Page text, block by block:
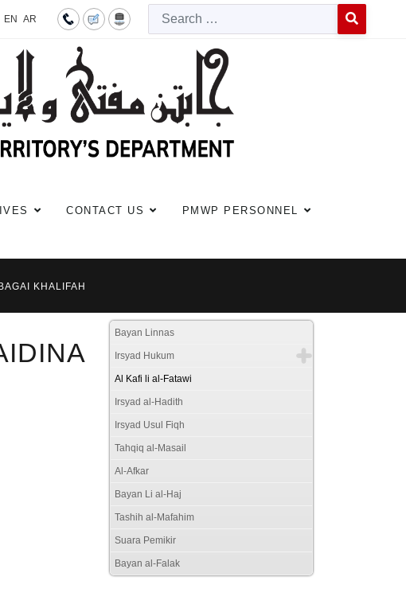
EN AR
CONTACT US PMWP PERSONNEL
KHALIFAH
Bayan Linnas
Irsyad Hukum
Al Kafi li al-Fatawi
Irsyad al-Hadith
Irsyad Usul Fiqh
Tahqiq al-Masail
Al-Afkar
Bayan Li al-Haj
Tashih al-Mafahim
Suara Pemikir
Bayan al-Falak